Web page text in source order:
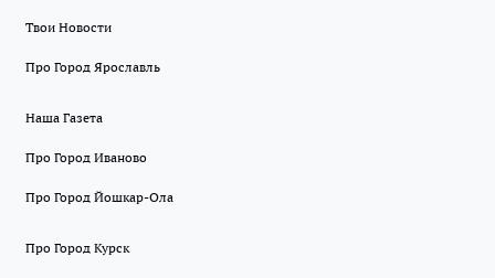
Твои Новости
Про Город Ярославль
Наша Газета
Про Город Иваново
Про Город Йошкар-Ола
Про Город Курск